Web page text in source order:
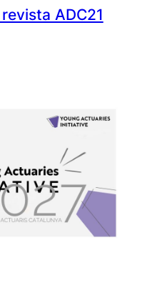
ADC21